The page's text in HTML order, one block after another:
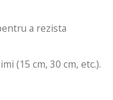
a rezista
(15 cm, 30 cm, etc.).